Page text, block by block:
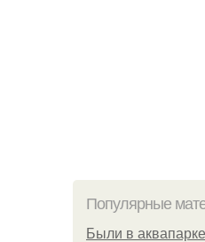
Популярные
Были в